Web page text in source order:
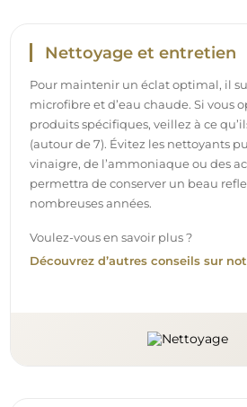
Nettoyage et entretien
Pour maintenir un éclat optimal, il
microfibre et d’eau chaude. Si vous
produits spécifiques, veillez à ce
(autour de 7). Évitez les nettoyants
vinaigre, de l’ammoniaque ou des
permettra de conserver un beau
nombreuses années.
Voulez-vous en savoir plus ?
Découvrez d’autres conseils sur